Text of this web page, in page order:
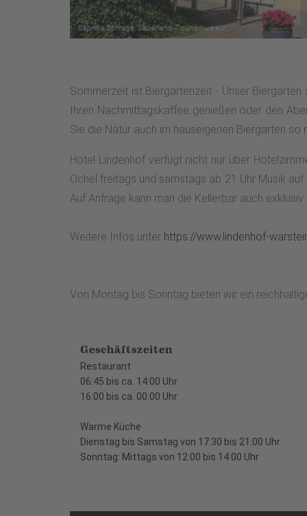
Sommerzeit ist Biergartenzeit - Unser
Ihren Nachmittagskaffee genießen oder den
Sie die Natur auch im hauseigenen Biergarten
Hotel Lindenhof verfügt nicht nur über
Ochel freitags und samstags ab 21 Uhr Musik
Auf Anfrage kann man die Kellerbar auch exklusiv
Weitere Infos unter https://www.lindenhof-
Von Montag bis Sonntag bieten wir ein
Geschäftszeiten
Restaurant
06:45 bis ca. 14:00 Uhr
16:00 bis ca. 00:00 Uhr
Warme Küche
Dienstag bis Samstag von 17:30 bis 21:00 Uhr
Sonntag: Mittags von 12:00 bis 14:00 Uhr